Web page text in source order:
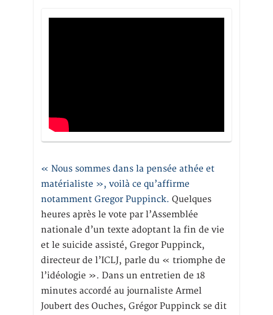
« Nous sommes dans la pensée athée et
matérialiste », voilà ce qu’affirme
notamment Gregor Puppinck. Quelques
heures après le vote par l’Assemblée
nationale d’un texte adoptant la fin de vie
et le suicide assisté, Gregor Puppinck,
directeur de l’ICLJ, parle du « triomphe de
l’idéologie ». Dans un entretien de 18
minutes accordé au journaliste Armel
Joubert des Ouches, Grégor Puppinck se dit